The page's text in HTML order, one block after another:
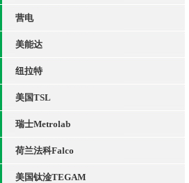
营电
美能达
纽拉特
美国TSL
瑞士Metrolab
荷兰法科Falco
美国钛淦TEGAM